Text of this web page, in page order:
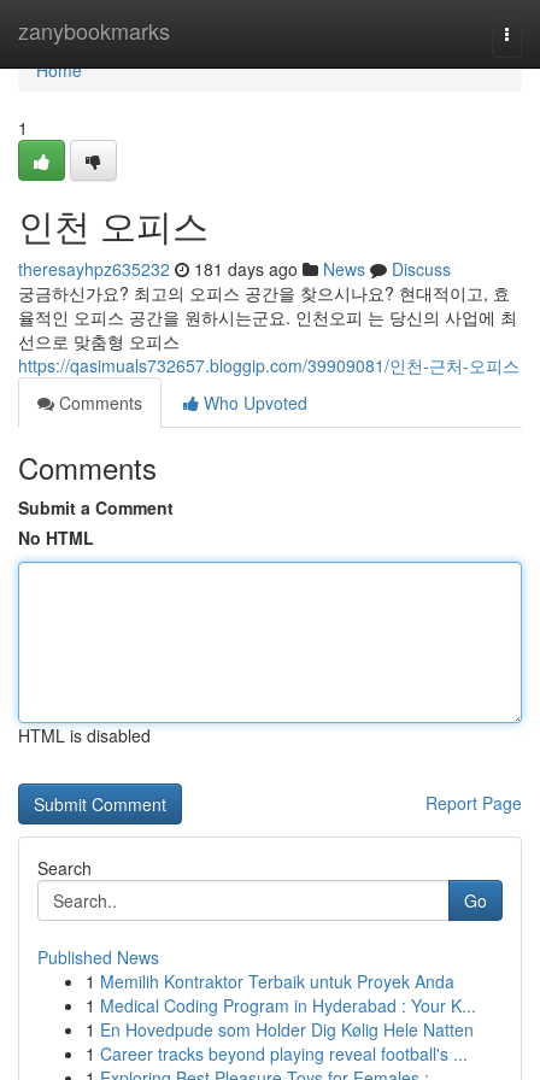
zanybookmarks
Home
Home
1
인천 오피스
theresayhpz635232 181 days ago News
Discuss
궁금하신가요? 최고의 오피스 공간을 찾으시나요? 현대적이고, 효
율적인 오피스 공간을 원하시는군요. 인천오피 는 당신의 사업에 최
선으로 맞춤형 오피스
https://qasimuals732657.bloggip.com/39909081/인천-근처-오피스
Comments
Who Upvoted
Comments
Submit a Comment
No HTML
HTML is disabled
Report Page
Search
Go
Published News
1 Memilih Kontraktor Terbaik untuk Proyek Anda
1 Medical Coding Program in Hyderabad : Your K...
1 En Hovedpude som Holder Dig Kølig Hele Natten
1 Career tracks beyond playing reveal football's ...